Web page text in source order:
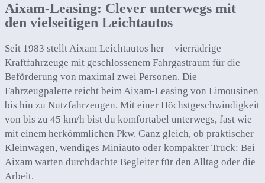
Aixam-Leasing: Clever unterwegs mit
den vielseitigen Leichtautos
Seit 1983 stellt Aixam Leichtautos her – vierrädrige
Kraftfahrzeuge mit geschlossenem Fahrgastraum für die
Beförderung von maximal zwei Personen. Die
Fahrzeugpalette reicht beim Aixam-Leasing von Limousinen
bis hin zu Nutzfahrzeugen. Mit einer Höchstgeschwindigkeit
von bis zu 45 km/h bist du komfortabel unterwegs, fast wie
mit einem herkömmlichen Pkw. Ganz gleich, ob praktischer
Kleinwagen, wendiges Miniauto oder kompakter Truck: Bei
Aixam warten durchdachte Begleiter für den Alltag oder die
Arbeit.